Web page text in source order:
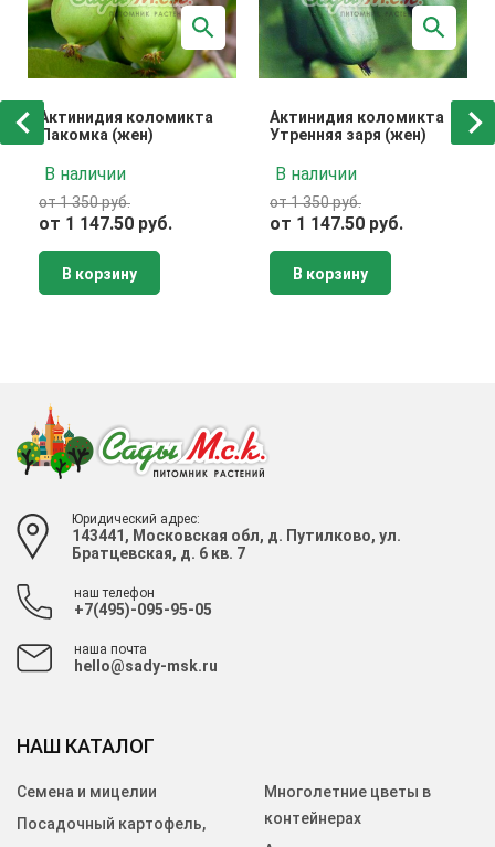
Актинидия коломикта
Лакомка (жен)
В наличии
от 1 350 руб.
от 1 147.50 руб.
В корзину
Актинидия коломикта
Утренняя заря (жен)
В наличии
от 1 350 руб.
от 1 147.50 руб.
В корзину
Юридический адрес:
143441, Московская обл, д. Путилково, ул.
Братцевская, д. 6 кв. 7
наш телефон
+7(495)-095-95-05
наша почта
hello@sady-msk.ru
НАШ КАТАЛОГ
Семена и мицелии
Посадочный картофель,
Многолетние цветы в
контейнерах